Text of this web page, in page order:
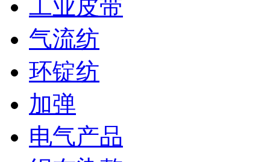
工业皮带
气流纺
环锭纺
加弹
电气产品